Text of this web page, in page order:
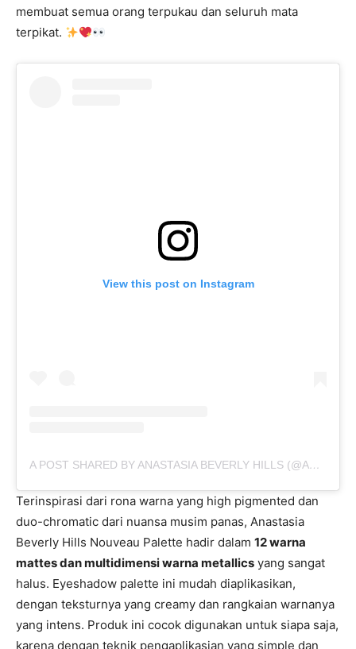
membuat semua orang terpukau dan seluruh mata
terpikat.
View this post on Instagram
A POST SHARED BY ANASTASIA BEVERLY HILLS (@ANASTASIABEVERLYHILLS)
Terinspirasi dari rona warna yang high pigmented dan
duo-chromatic dari nuansa musim panas, Anastasia
Beverly Hills Nouveau Palette hadir dalam 12 warna
mattes dan multidimensi warna metallics yang sangat
halus. Eyeshadow palette ini mudah diaplikasikan,
dengan teksturnya yang creamy dan rangkaian warnanya
yang intens. Produk ini cocok digunakan untuk siapa saja,
karena dengan teknik pengaplikasian yang simple dan